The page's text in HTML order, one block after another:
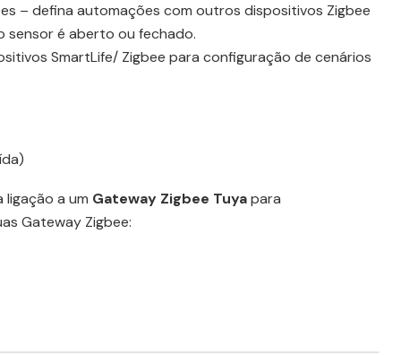
– defina automações com outros dispositivos Zigbee
sensor é aberto ou fechado.
SmartLife/ Zigbee para configuração de cenários
ligação a um Gateway Zigbee Tuyapara
Gateway Zigbee: